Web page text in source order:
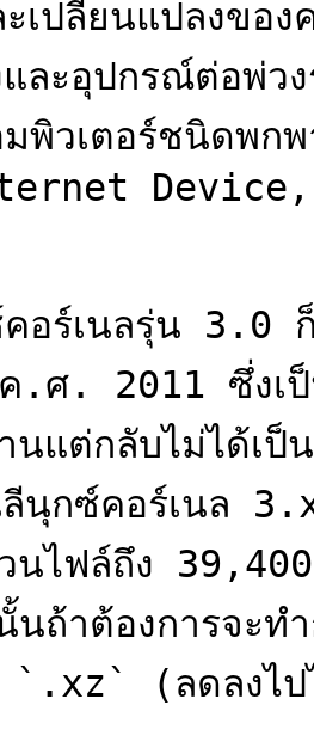
ะเปลี่ยนแปลงขอ
ละอุปกรณ์ต่อพ่ว
มพิวเตอร์ชนิดพ
อร์เนลรุ่น 3.0 ก็
.ศ. 2011 ซึ่งเป็
แต่กลับไม่ได้เป็
นุกซ์คอร์เนล
วนไฟล์ถึง
ถ้าต้องการจะท
`.xz` (ลดลงไ